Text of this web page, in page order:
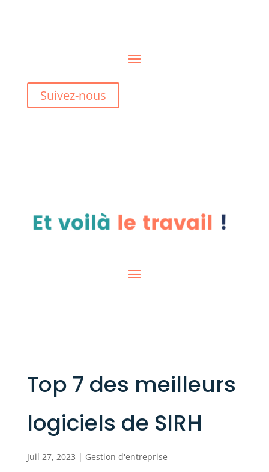
Suivez-nous
Top 7 des meilleurs
logiciels de SIRH
Juil 27, 2023 | Gestion d'entreprise